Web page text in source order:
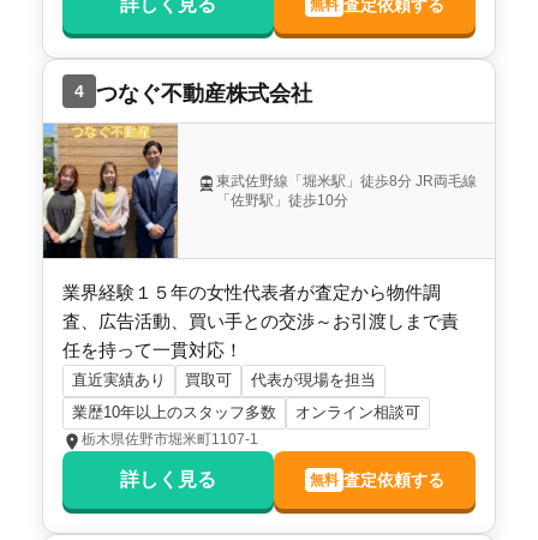
詳しく見る 無料 査定依頼する
4 つなぐ不動産株式会社
東武佐野線「堀米駅」徒歩8分 JR両毛線
「佐野駅」徒歩10分
業界経験１５年の女性代表者が査定から物件調
査、広告活動、買い手との交渉～お引渡しまで責
任を持って一貫対応！
直近実績あり 買取可
代表が現場を担当
業歴10年以上のスタッフ多数
オンライン相談可
栃木県佐野市堀米町1107-1
詳しく見る 無料 査定依頼する